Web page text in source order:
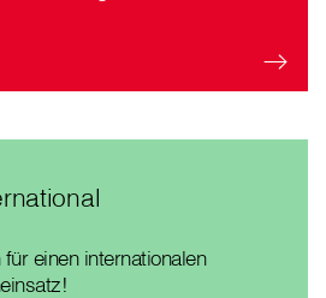
einen internationalen